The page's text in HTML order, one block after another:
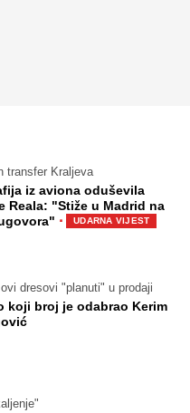
transfer Kraljeva
iz aviona oduševila
Reala: "Stiže u Madrid na
· UDARNA VIJEST
dresovi "planuti" u prodaji
koji broj je odabrao Kerim